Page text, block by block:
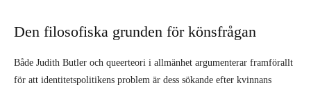
Den filosofiska grunden för könsfrågan
Både Judith Butler och queerteori i allmänhet argumenterar framförallt
för att identitetspolitikens problem är dess sökande efter kvinnans